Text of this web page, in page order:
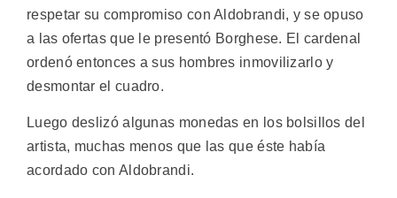
respetar su compromiso con Aldobrandi, y se opuso
a las ofertas que le presentó Borghese. El cardenal
ordenó entonces a sus hombres inmovilizarlo y
desmontar el cuadro.
Luego deslizó algunas monedas en los bolsillos del
artista, muchas menos que las que éste había
acordado con Aldobrandi.